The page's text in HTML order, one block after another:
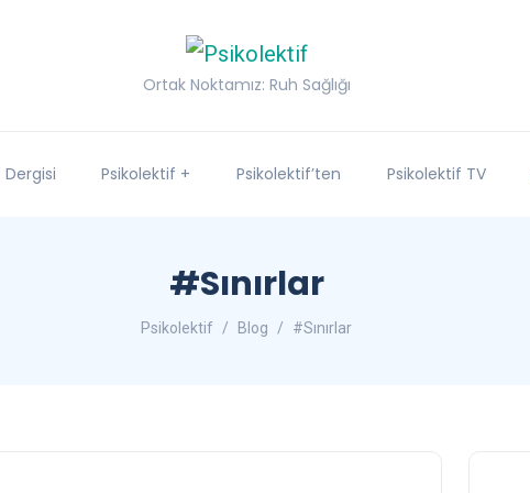
Ortak Noktamız: Ruh Sağlığı
Psikolektif + Psikolektif’ten Psikolektif TV
#Sınırlar
Psikolektif Blog #Sınırlar